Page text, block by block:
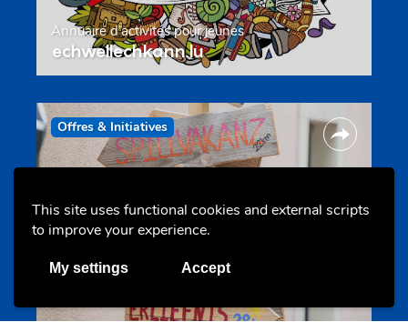
This site uses functional cookies and external scripts
to improve your experience.
My settings Accept
Annuaire d’activités pour jeunes
echwellechkann.lu
Offres & Initiatives
Camps et colonies